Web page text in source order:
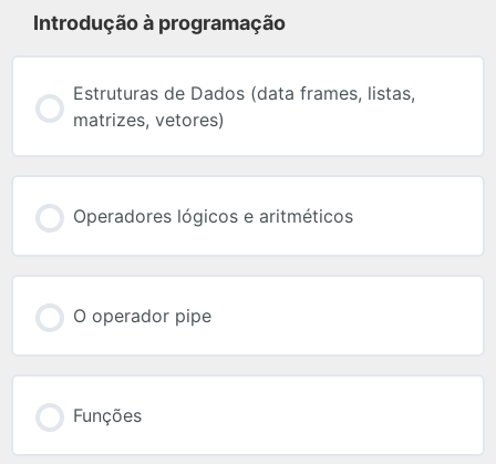
Introdução à programação
Estruturas de Dados (data frames, listas,
matrizes, vetores)
Operadores lógicos e aritméticos
O operador pipe
Funções